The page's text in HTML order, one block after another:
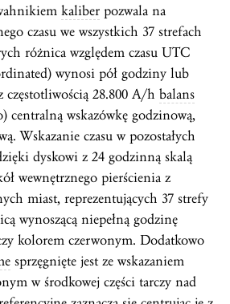
kaliber pozwala na
czasu we wszystkich 37 strefach
różnica względem czasu UTC
wynosi pół godziny lub
częstotliwością 28.800 A/h balans
centralną wskazówkę godzinową,
Wskazanie czasu w pozostałych
dyskowi z 24 godzinną skalą
wewnętrznego pierścienia z
miast, reprezentujących 37 strefy
wynoszącą niepełną godzinę
kolorem czerwonym. Dodatkowo
sprzęgnięte jest ze wskazaniem
w środkowej części tarczy nad